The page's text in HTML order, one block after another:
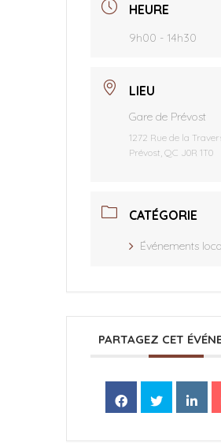
HEURE
9h00 - 14h30
LIEU
Gare de Prévost
1272 Rue de la
Prévost, QC J0R 1T0
CATÉGORIE
Événements
PARTAGEZ CET